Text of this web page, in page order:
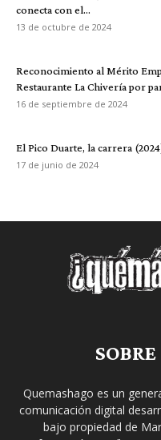
conecta con el...
13 de octubre de 2024
Reconocimiento al Mérito
Restaurante La Chivería por
16 de septiembre de 2024
El Pico Duarte, la carrera
17 de junio de 2024
Quemashago es un
comunicación digital
bajo propiedad de